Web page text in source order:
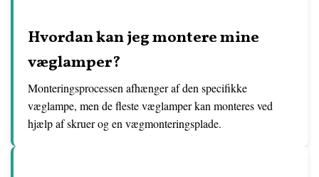
Hvordan kan jeg montere mine
væglamper?
Monteringsprocessen afhænger af den specifikke
væglampe, men de fleste væglamper kan monteres ved
hjælp af skruer og en vægmonteringsplade.